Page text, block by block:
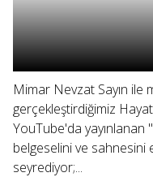
Mimar Nevzat Sayın ile
gerçekleştirdiğimiz
YouTube'da
belgeselini ve sahnesini
seyrediyor;...